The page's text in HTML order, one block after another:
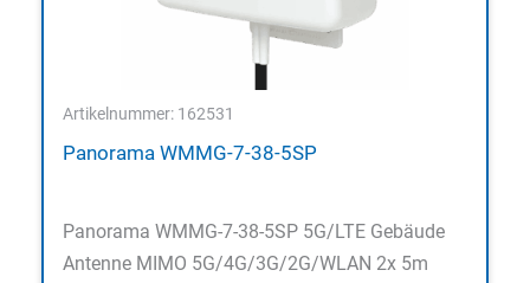
Artikelnummer: 162531
Panorama WMMG-7-38-5SP
Panorama WMMG-7-38-5SP 5G/LTE Gebäude
Antenne MIMO 5G/4G/3G/2G/WLAN 2x 5m